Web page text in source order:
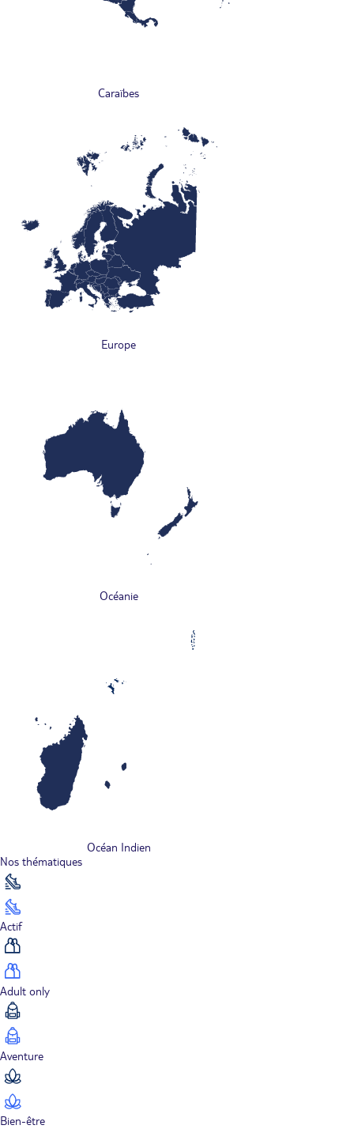
Caraïbes
Europe
Océanie
Océan Indien
Nos thématiques
Actif
Adult only
Aventure
Bien-être